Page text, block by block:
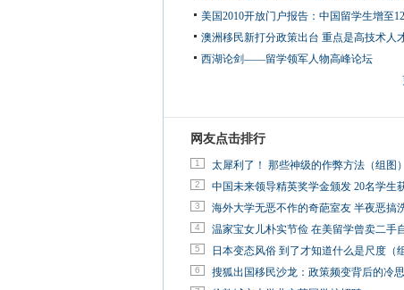
美国2010开放门户报告：中国留学生增至
澳洲移民新打分政策出台 重点是高技术人
西湖论剑——留学领军人物高峰论坛
网友点击排行
1 太犀利了！ 那些神级的作弊方法（组图）
2 中国未来领导精英奖学金颁发 20名学生
3 海外大学无恶不作的奇葩室友 半夜恶搞
4 温家宝女儿朴实节俭 在美留学曾卖二手
5 日本变态风俗 到了才知道什么是尺度（
6 搜狐出国移民沙龙：政策频变背后的冷